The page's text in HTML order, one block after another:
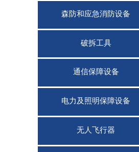
森防和应急消防设备
破拆工具
通信保障设备
电力及照明保障设备
无人飞行器